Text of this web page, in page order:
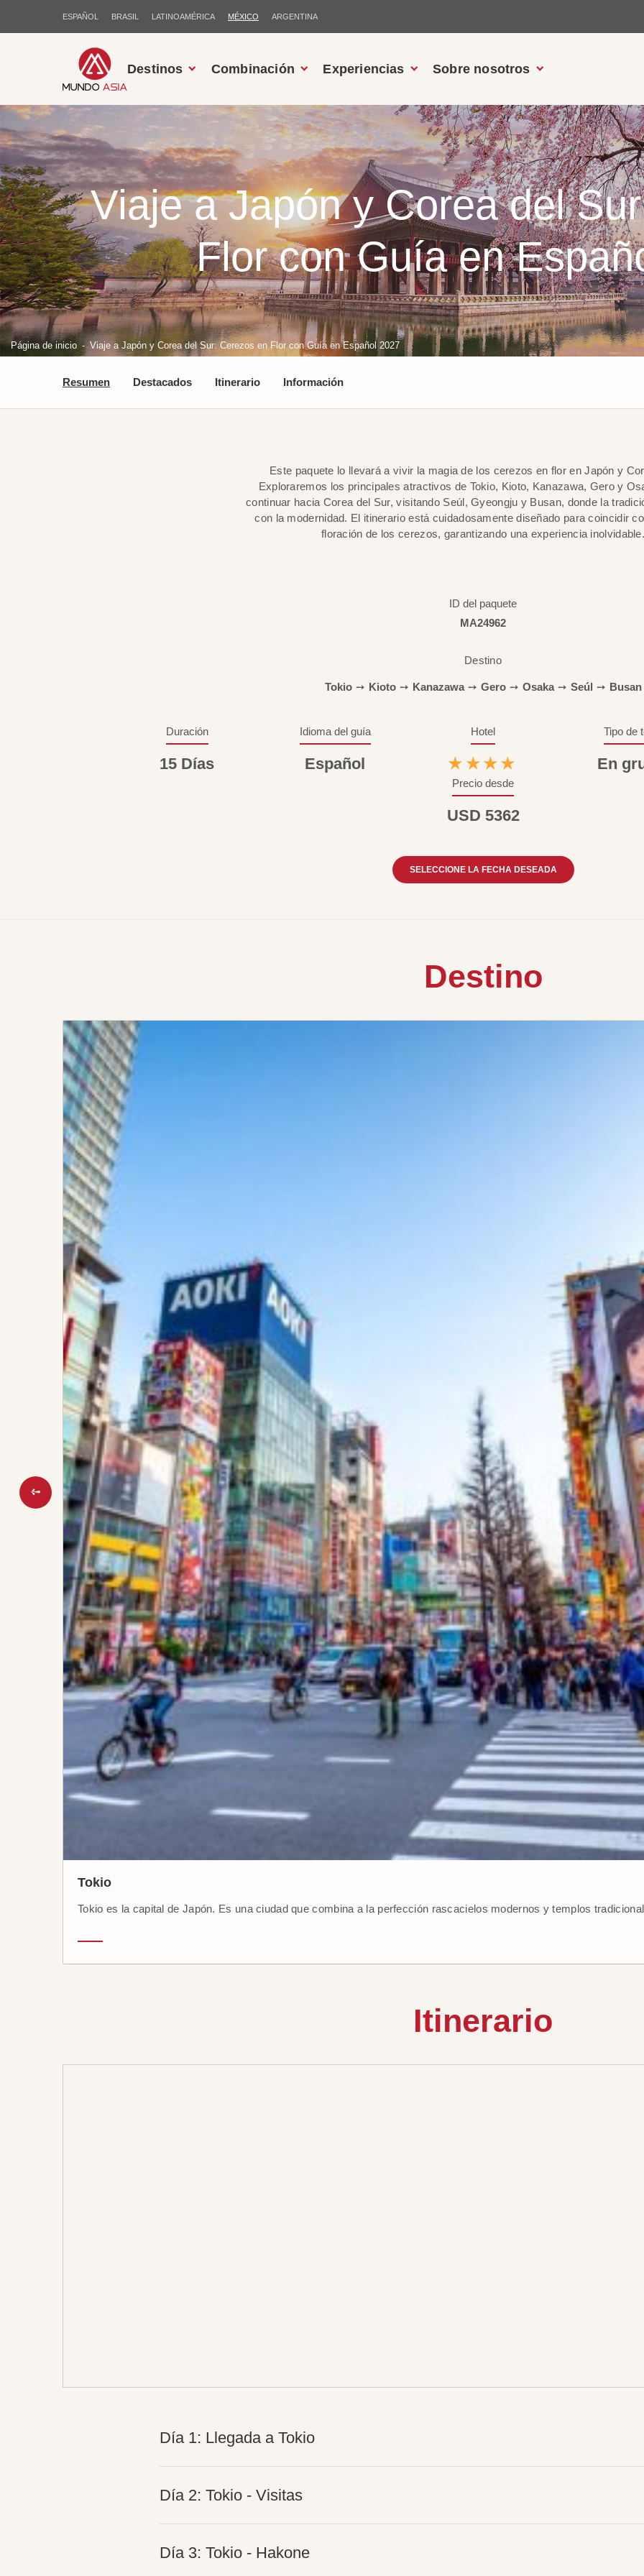
ESPAÑOL BRASIL LATINOAMÉRICA MÉXICO ARGENTINA
Destinos Combinación Experiencias Sobre nosotros
Viaje a Japón y Corea del
Flor con Guía en
Página de inicio Viaje a Japón y Corea del Sur: Cerezos en Flor con Guía en Español 2027
Resumen Destacados Itinerario Información
Este paquete lo llevará a vivir la magia de los cerezos en flor en Japón y
Exploraremos los principales atractivos de Tokio, Kioto, Kanazawa, Gero y
continuar hacia Corea del Sur, visitando Seúl, Gyeongju y Busan, donde la
con la modernidad. El itinerario está cuidadosamente diseñado para coincidir
floración de los cerezos, garantizando una experiencia
ID del paquete
MA24962
Destino
Tokio ➙ Kioto ➙ Kanazawa ➙ Gero ➙ Osaka ➙ Seúl ➙ Busan
Duración
15 Días
Idioma del guía
Español
Hotel
★★★★
Tipo de
En
Precio desde
USD 5362
SELECCIONE LA FECHA DESEADA
Destino
Tokio
Tokio es la capital de Japón. Es una ciudad que combina a la perfección rascacielos modernos y templos
Itinerario
Día 1: Llegada a Tokio
Día 2: Tokio - Visitas
Día 3: Tokio - Hakone